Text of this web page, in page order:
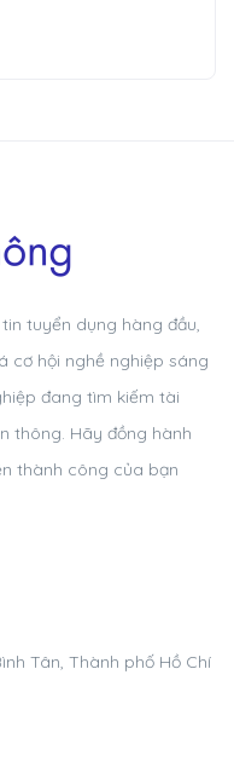
tuyển dụng hàng đầu,
cơ hội nghề nghiệp sáng
đang tìm kiếm tài
thông. Hãy đồng hành
thành công của bạn
Tân, Thành phố Hồ Chí